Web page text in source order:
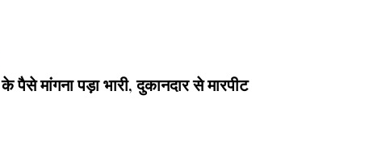
पैसे मांगना पड़ा भारी, दुकानदार से मारपीट